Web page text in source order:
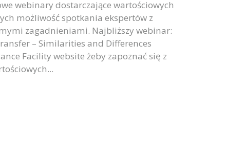
webinary dostarczające wartościowych
możliwość spotkania ekspertów z
zagadnieniami. Najbliższy webinar:
– Similarities and Differences
Facility website żeby zapoznać się z